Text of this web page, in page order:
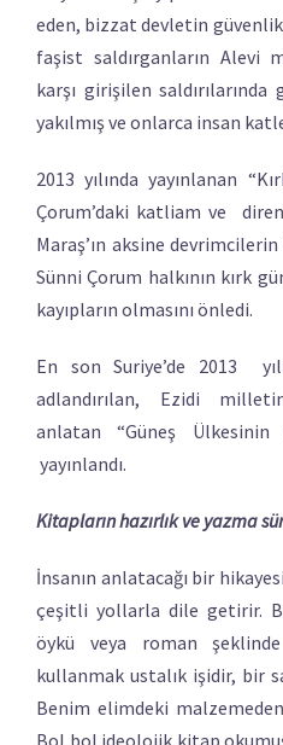
eden, bizzat devletin
faşist saldırganların Alevi
karşı girişilen
yakılmış ve onlarca insan
2013 yılında yayınlanan
Çorum’daki katliam ve
Maraş’ın aksine
Sünni Çorum halkının kırk
kayıpların olmasını önledi.
En son Suriye’de 2013
adlandırılan, Ezidi
anlatan “Güneş Ülkesinin
yayınlandı.
Kitapların hazırlık ve yazma
İnsanın anlatacağı bir
çeşitli yollarla dile getirir.
öykü veya roman
kullanmak ustalık işidir, bir
Benim elimdeki
Bol bol ideolojik kitap